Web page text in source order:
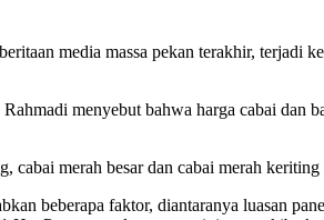
media massa pekan terakhir, terjadi
menyebut bahwa harga cabai dan
cabai merah besar dan cabai merah
beberapa faktor, diantaranya luasan